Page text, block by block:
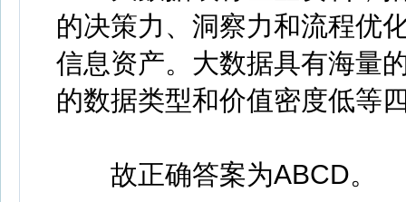
的决策力、洞察力和流程优
信息资产。大数据具有海量
的数据类型和价值密度低等
故正确答案为ABCD。